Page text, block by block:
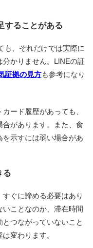
することがある
も、それだけでは実際に
かりません。LINEの証
証拠の見方も参考になり
ード履歴があっても、
があります。また、食
示すには弱い場合があ
る
ぐに諦める必要はあり
いことなのか、滞在時間
つながっていないこと
変わります。